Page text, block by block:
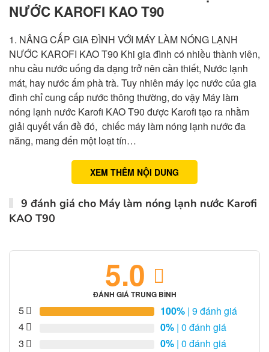
NƯỚC KAROFI KAO T90
1. NÂNG CẤP GIA ĐÌNH VỚI MÁY LÀM NÓNG LẠNH
NƯỚC KAROFI KAO T90 Khi gia đình có nhiều thành viên,
nhu cầu nước uống đa dạng trở nên cần thiết, Nước lạnh
mát, hay nước ấm phà trà. Tuy nhiên máy lọc nước của gia
đình chỉ cung cấp nước thông thường, do vậy Máy làm
nóng lạnh nước Karofi KAO T90 được Karofi tạo ra nhằm
giải quyết vấn đề đó, chiếc máy làm nóng lạnh nước đa
năng, mang đến một loạt tín…
XEM THÊM NỘI DUNG
9 đánh giá cho Máy làm nóng lạnh nước Karofi
KAO T90
5.0
ĐÁNH GIÁ TRUNG BÌNH
5 100% | 9 đánh giá
4
0% | 0 đánh giá
3
0% | 0 đánh giá